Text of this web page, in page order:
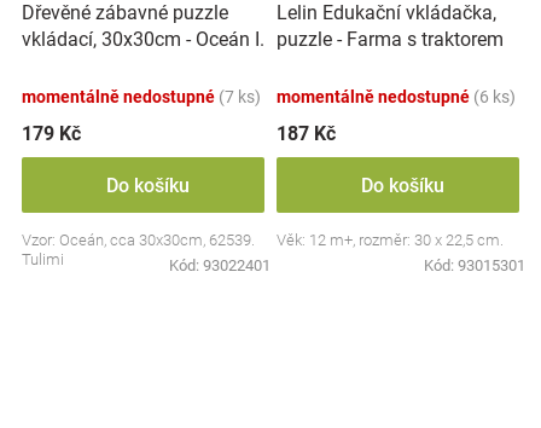
Dřevěné zábavné puzzle
vkládací, 30x30cm - Oceán I.
momentálně nedostupné (7 ks)
179 Kč
Do košíku
Vzor: Oceán, cca 30x30cm, 62539.
Tulimi
Kód: 93022401
Lelin Edukační vkládačka,
puzzle - Farma s traktorem
momentálně nedostupné (6 ks)
187 Kč
Do košíku
Věk: 12 m+, rozměr: 30 x 22,5 cm.
Kód: 93015301